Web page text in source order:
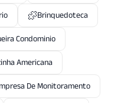
Brinquedoteca
Condominio
Americana
De Monitoramento